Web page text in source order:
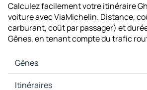
Calculez facilement votre itinéraire
voiture avec ViaMichelin. Distance,
carburant, coût par passager) et
Gênes, en tenant compte du trafic
Gênes
Gênes Cartes et plans
Itinéraires